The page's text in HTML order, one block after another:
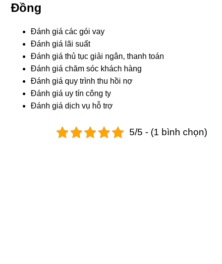
Đồng
Đánh giá các gói vay
Đánh giá lãi suất
Đánh giá thủ tục giải ngân, thanh toán
Đánh giá chăm sóc khách hàng
Đánh giá quy trình thu hồi nợ
Đánh giá uy tín công ty
Đánh giá dịch vụ hỗ trợ
5/5 - (1 bình chọn)